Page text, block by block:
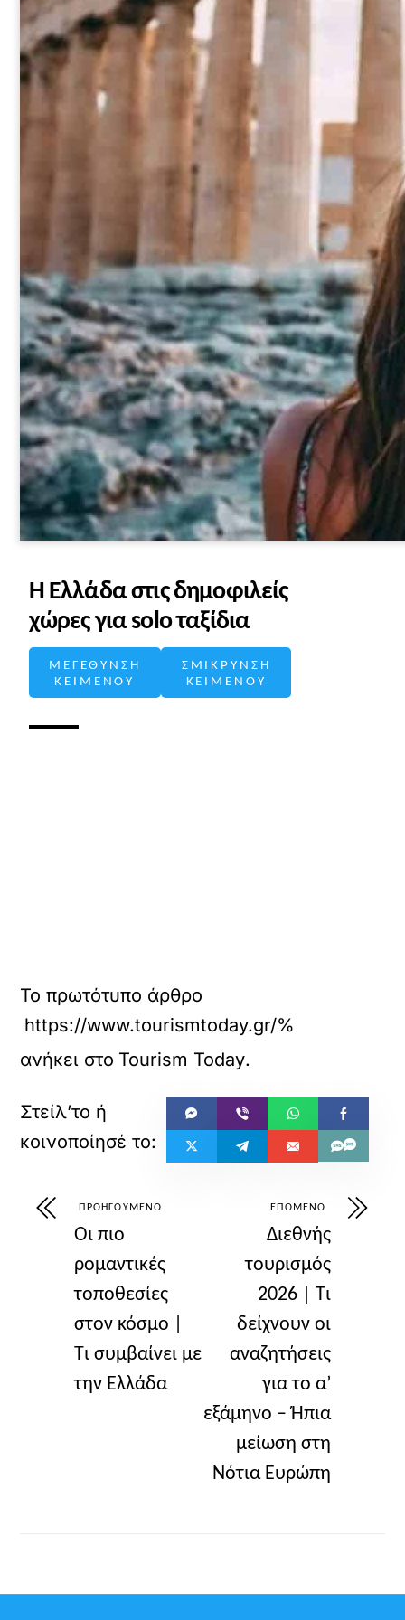
Η Ελλάδα στις δημοφιλείς
χώρες για solo ταξίδια
ΜΕΓΕΘΥΝΣΗ
ΚΕΙΜΕΝΟΥ
ΣΜΙΚΡΥΝΣΗ
ΚΕΙΜΕΝΟΥ
Το πρωτότυπο άρθρο
https://www.tourismtoday.gr/%CE%B7-
ανήκει στο Tourism Today.
ΠΡΟΗΓΟΎΜΕΝΟ
Οι πιο
ρομαντικές
τοποθεσίες
στον κόσμο |
Τι συμβαίνει με
την Ελλάδα
ΕΠΌΜΕΝΟ
Διεθνής
τουρισμός
2026 | Τι
δείχνουν οι
αναζητήσεις
για το α’
εξάμηνο – Ήπια
μείωση στη
Νότια Ευρώπη